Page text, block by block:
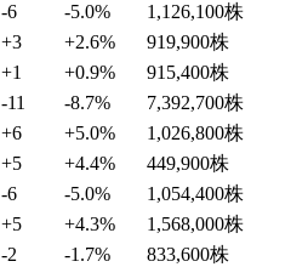
-6 -5.0% 1,126,100株
+3 +2.6% 919,900株
+1 +0.9% 915,400株
-11 -8.7% 7,392,700株
+6 +5.0% 1,026,800株
+5 +4.4% 449,900株
-6 -5.0% 1,054,400株
+5 +4.3% 1,568,000株
-2 -1.7% 833,600株